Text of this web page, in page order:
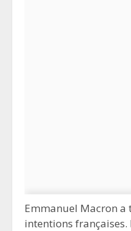
Emmanuel Macron a
intentions